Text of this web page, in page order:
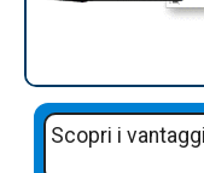
Scopri i